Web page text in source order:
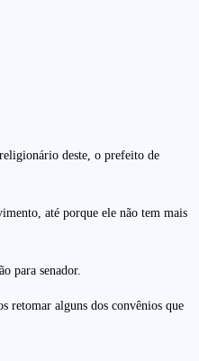
deste, o prefeito de
até porque ele não tem mais
para senador.
retomar alguns dos convênios que